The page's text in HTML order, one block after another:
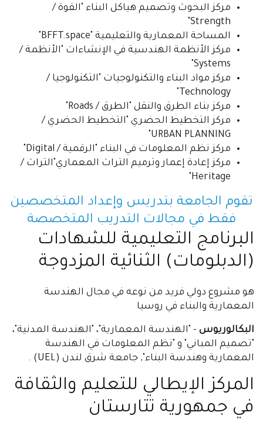
مركز البحوث وتصميم هياكل البناء "القوة /
Strength"
المساحة المعمارية والتعليمية "BFFT.space"
مركز الأنظمة الهندسية في الإنشاءات "الأنظمة /
Systems"
مركز مواد البناء والتكنولوجيات "التكنولوجيا /
Technology"
مركز بناء الطرق والنقل "الطرق / Roads"
مركز التخطيط الحضري "التخطيط الحضري /
URBAN PLANNING"
مركز نظم المعلومات في البناء "الرقمية / Digital"
مركز إعادة إعمار وترميم التراث المعماري"التراث /
Heritage"
تقوم الجامعة بتدريس وإعداد المتخصصين
فقط في مجالات التدريب المتخصصة
البرنامج التعليمية للشهادات
(الدبلومات) الثنائية المزدوجة
هو مشروع دولي فريد من نوعه في مجال الهندسة
المعمارية والبناء في روسيا
البكالوريوس - "الهندسة المعمارية"، "الهندسة المدنية"،
"تصميم المباني" و "نظم المعلومات في الهندسة
المعمارية وهندسة البناء", جامعة شرق لندن (UEL) .
المركز الإيطالي للتعليم والثقافة
في جمهورية تتارستان